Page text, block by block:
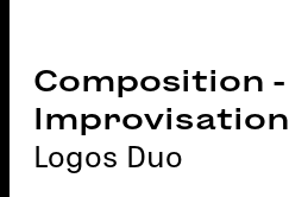
Composition -
Improvisation
Logos Duo